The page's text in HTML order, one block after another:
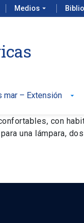
Medios arrow_drop_down
mar – Extensión arrow_drop_down
con
una lámpara,